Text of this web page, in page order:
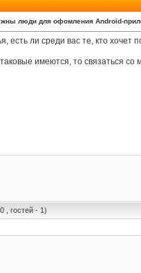
люди для офомления Android-
есть ли среди вас те, кто
имеются, то связаться со
, гостей - 1)